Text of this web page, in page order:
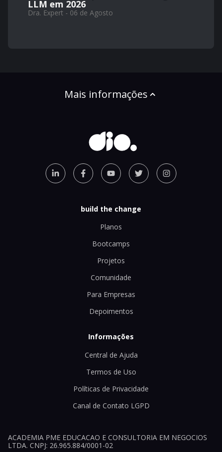
LLM em 2026
Dra. Expert - 06 de Agosto
Mais informações
build the change
Planos
Bootcamps
Projetos
Comunidade
Para Empresas
Depoimentos
Informações
Central de Ajuda
Termos de Uso
Políticas de Privacidade
Canal de Contato LGPD
ACADEMIA PME EDUCACAO E CONSULTORIA EM NEGOCIOS
LTDA. CNPJ: 26.965.884/0001-02